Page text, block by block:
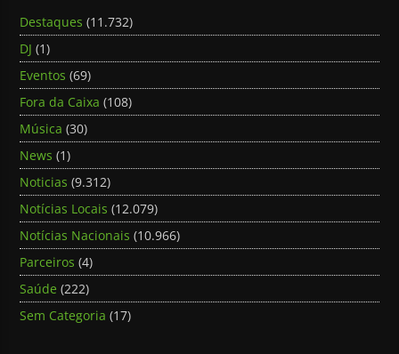
Destaques (11.732)
DJ (1)
Eventos (69)
Fora da Caixa (108)
Música (30)
News (1)
Noticias (9.312)
Notícias Locais (12.079)
Notícias Nacionais (10.966)
Parceiros (4)
Saúde (222)
Sem Categoria (17)